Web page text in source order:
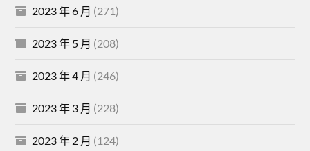
2023 年 6 月 (271)
2023 年 5 月 (208)
2023 年 4 月 (246)
2023 年 3 月 (228)
2023 年 2 月 (124)